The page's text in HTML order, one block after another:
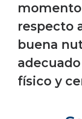
respecto
buena
físico y